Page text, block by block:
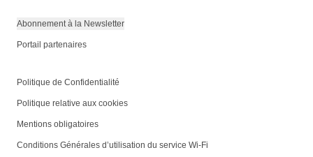
Abonnement à la Newsletter
Portail partenaires
Politique de Confidentialité
Politique relative aux cookies
Mentions obligatoires
Conditions Générales d’utilisation du service Wi-Fi